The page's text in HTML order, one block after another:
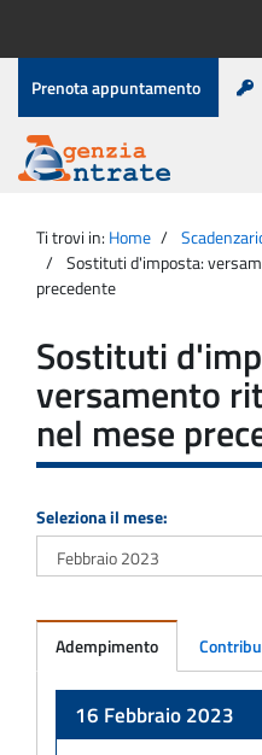
contenuto
Menu
di
servizio
Prenota appuntamento
Agenzia
Entrate
principale
Ti trovi in: Home
Sostituti d'imposta:
precedente
Sostituti
versamento
nel mese
Seleziona il mese:
Adempimento
16 Febbraio 2023